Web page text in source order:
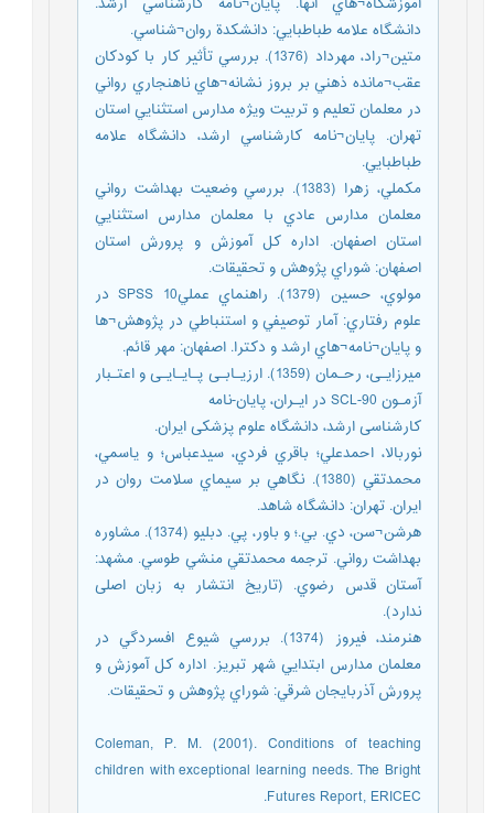
دانشگاه علامه طباطبایي: دانشكدة روان¬شناسي.
متين¬راد، مهرداد (1376). بررسي تأثير كار با كودكان
عقب¬مانده ذهني بر بروز نشانه¬هاي ناهنجاري رواني
در معلمان تعليم و تربيت ويژه مدارس استثنایي استان
تهران. پايان¬نامه كارشناسي ارشد، دانشگاه علامه
طباطبایي.
مكملي، زهرا (1383). بررسي وضعيت بهداشت رواني
معلمان مدارس عادي با معلمان مدارس استثنايي
استان اصفهان. اداره كل آموزش و پرورش استان
اصفهان: شوراي پژوهش و تحقيقات.
مولوي،‌ حسين (1379). راهنماي عمليSPSS 10 در
علوم رفتاري: آمار توصيفي و استنباطي در پژوهش¬ها
و پايان¬نامه¬هاي ارشد و دكترا. اصفهان: مهر قائم.
ميرزايـی، رحـمان (1359). ارزیـابـی پـايـايـی و اعتـبار
آزمـون SCL-90 در ايـران، پايان-نامه
کارشناسی ارشد، دانشگاه علوم پزشکی ايران.
نوربالا، احمدعلي؛ باقري فردي، سيدعباس؛ و ياسمي،
محمدتقي (1380). نگاهي بر سيماي سلامت روان در
ايران. تهران: دانشگاه شاهد.
هرشن¬سن، دي. بي.؛ و باور، پي. دبليو (1374). مشاوره
بهداشت رواني. ترجمه محمدتقي منشي طوسي. مشهد:
آستان قدس رضوي. (تاریخ انتشار به زبان اصلی
ندارد).
هنرمند، فيروز (1374). بررسي شيوع افسردگي در
معلمان مدارس ابتدايي شهر تبريز. اداره كل آموزش و
پرورش آذربايجان شرقي: شوراي پژوهش و تحقيقات.
Coleman, P. M. (2001). Conditions of teaching
children with exceptional learning needs. The Bright
Futures Report, ERICEC.